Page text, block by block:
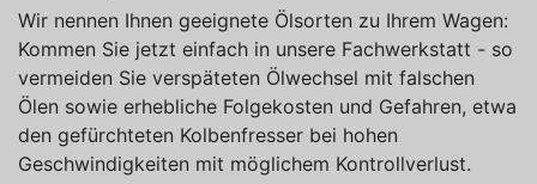
Wir nennen Ihnen geeignete Ölsorten zu Ihrem Wagen:
Kommen Sie jetzt einfach in unsere Fachwerkstatt - so
vermeiden Sie verspäteten Ölwechsel mit falschen
Ölen sowie erhebliche Folgekosten und Gefahren, etwa
den gefürchteten Kolbenfresser bei hohen
Geschwindigkeiten mit möglichem Kontrollverlust.